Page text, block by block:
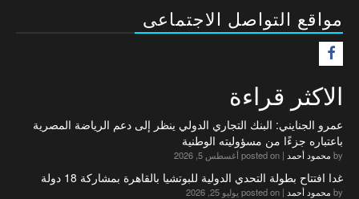
مواقع التواصل الاجتماعى
الاكثر قراءة
عمرو الجنايني: البنك التجاري الدولي ينظر إلى دعم الرياضة المصرية
باعتباره جزءًا من مسؤوليته الوطنية
by محمود أحمد | posted on أغسطس 5, 2026
غدا افتتاح بطولة التحدي الدولية للبوتشيا بالقاهرة بمشاركة 18 دولة
by محمود أحمد | posted on يوليو 25, 2026